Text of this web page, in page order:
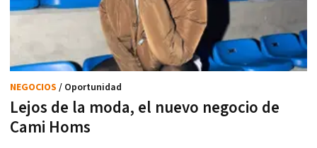
Lejos de la moda, el nuevo negocio de
Cami Homs
NEGOCIOS / Oportunidad